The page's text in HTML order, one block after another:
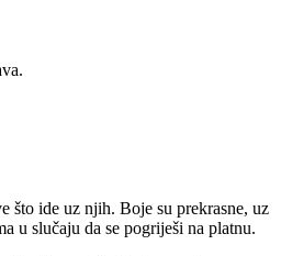
što ide uz njih. Boje su prekrasne, uz
u slučaju da se pogriješi na platnu.